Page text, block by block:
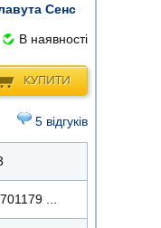
Сенс
В наявності
КУПИТИ
5 відгуків
...